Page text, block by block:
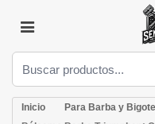
Inicio Para Barba y Bigote